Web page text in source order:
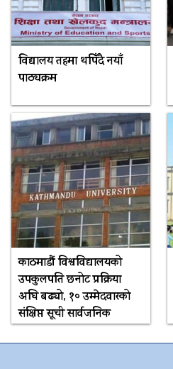
विद्यालय तहमा थपिँदै नयाँ
पाठ्यक्रम
काठमाडौं विश्वविद्यालयको
उपकुलपति छनोट प्रक्रिया
अघि बढ्यो, १० उम्मेदवारको
संक्षिप्त सूची सार्वजनिक